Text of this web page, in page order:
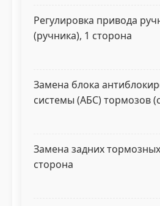
Регулировка привода
(ручника), 1 сторона
Замена блока
системы (АБС) тормозов
Замена задних
сторона